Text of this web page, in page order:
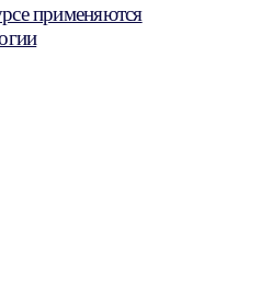
применяются